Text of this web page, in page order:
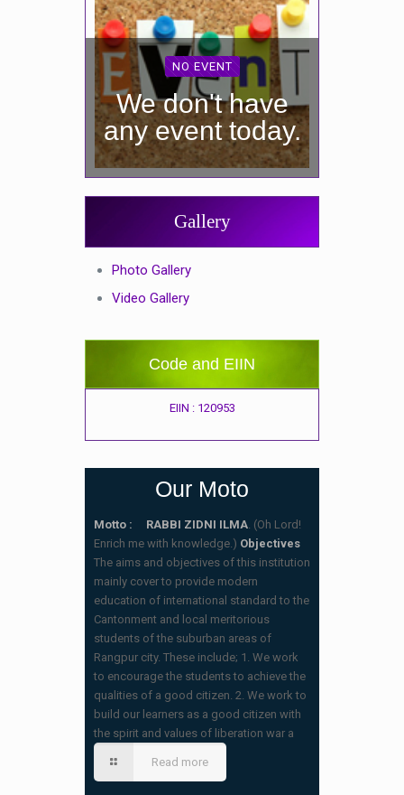
NO EVENT
We don't have
any event today.
Gallery
Photo Gallery
Video Gallery
Code and EIIN
EIIN : 120953
Our Moto
Motto : RABBI ZIDNI ILMA. (Oh Lord!
Enrich me with knowledge.) Objectives
The aims and objectives of this institution
mainly cover to provide modern
education of international standard to the
Cantonment and local meritorious
students of the suburban areas of
Rangpur city. These include; 1. We work
to encourage the students to achieve the
qualities of a good citizen. 2. We work to
build our learners as a good citizen with
the spirit and values of liberation war a
Read more
স্কুলের ছুটির তালিকা ও বর্ষপঞ্জি – ২০২৬
(20/07/2026 2:14 pm)
২০২৬ শিক্ষাবর্ষে ভর্তি পুন: বিজ্ঞপ্তিঃ শিশু থেকে নবম